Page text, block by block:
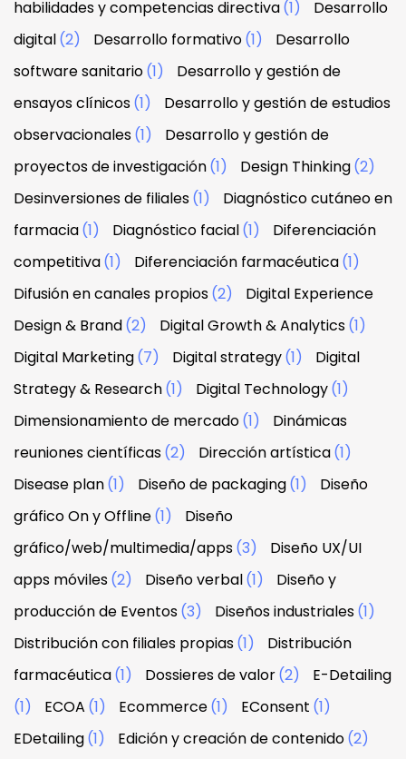
habilidades y competencias directiva(1)
Desarrollo
digital(2) Desarrollo formativo(1)
Desarrollo
software sanitario(1)
Desarrollo y gestión de
ensayos clínicos(1)
Desarrollo y gestión de estudios
observacionales(1)
Desarrollo y gestión de
proyectos de investigación(1) Design Thinking(2)
Desinversiones de filiales(1)
Diagnóstico cutáneo en
farmacia(1) Diagnóstico facial(1)
Diferenciación
competitiva(1) Diferenciación farmacéutica(1)
Difusión en canales propios(2)
Digital Experience
Design & Brand(2) Digital Growth & Analytics(1)
Digital Marketing(7) Digital strategy(1)
Digital
Strategy & Research(1) Digital Technology(1)
Dimensionamiento de mercado(1)
Dinámicas
reuniones científicas(2) Dirección artística(1)
Disease plan(1) Diseño de packaging(1)
Diseño
gráfico On y Offline(1)
Diseño
gráfico/web/multimedia/apps(3)
Diseño UX/UI
apps móviles(2) Diseño verbal(1)
Diseño y
producción de Eventos(3) Diseños industriales(1)
Distribución con filiales propias(1)
Distribución
farmacéutica(1) Dossieres de valor(2)
E-Detailing
(1)
ECOA (1) Ecommerce(1) EConsent (1)
EDetailing(1) Edición y creación de contenido(2)